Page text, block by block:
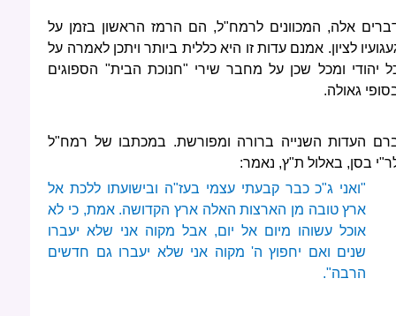
אלה, המכוונים לרמח"ל, הם הרמז הראשון בזמן על
לציון. אמנם עדות זו היא כללית ביותר ויתכן לאמרה על
יהודי ומכל שכן על מחבר שירי "חנוכת הבית" הספוגים
גאולה.
העדות השנייה ברורה ומפורשת. במכתבו של רמח"ל
בסן, באלול ת"ץ, נאמר:
"ואני ג"כ כבר קבעתי עצמי בעז"ה ובישועתו ללכת אל
ארץ טובה מן הארצות האלה ארץ הקדושה. אמת, כי לא
אוכל עשוהו מיום אל יום, אבל מקוה אני שלא יעברו
שנים ואם יחפוץ ה' מקוה אני שלא יעברו גם חדשים
הרבה".